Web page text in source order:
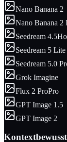
Nano Banana 2
Nano Banana 2
Seedream 4.5
Seedream 5 Lite
Seedream 5.0
Grok Imagine
Flux 2 ProPro
GPT Image 1.5
GPT Image 2